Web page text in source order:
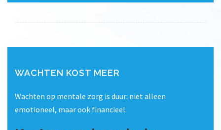
WACHTEN KOST MEER
Wachten op mentale zorg is duur: niet alleen
emotioneel, maar ook financieel.